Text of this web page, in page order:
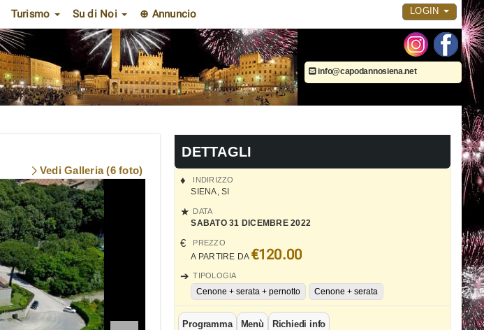
Turismo Su di Noi ⊕ Annuncio LOGIN
info@capodannosiena.net
Vedi Galleria (6 foto)
DETTAGLI
INDIRIZZO
SIENA,SI
DATA
SABATO 31 DICEMBRE 2022
PREZZO
A PARTIRE DA €120.00
TIPOLOGIA
Cenone + serata + pernotto Cenone + serata
Programma Menù Richiedi info